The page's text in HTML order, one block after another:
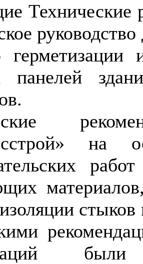
Технические
панелей
на
были